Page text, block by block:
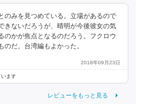
のみを見つめている。立場があるので
きないだろうが、晴明が今後彼女の気
のかが焦点となるのだろう。フクロウ
のだ。台湾編もよかった。
2018年09月23日
います
レビューをもっと見る